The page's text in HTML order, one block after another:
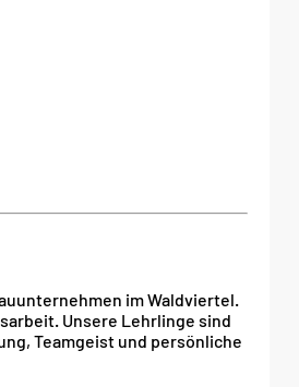
im Waldviertel.
Unsere Lehrlinge sind
Teamgeist und persönliche